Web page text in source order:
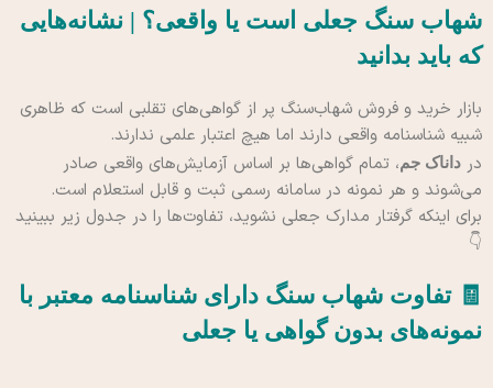
شهاب سنگ جعلی است یا واقعی؟ | نشانه‌هایی
که باید بدانید
بازار خرید و فروش شهاب‌سنگ پر از گواهی‌های تقلبی است که ظاهری
شبیه شناسنامه واقعی دارند اما هیچ اعتبار علمی ندارند.
در داناک جم، تمام گواهی‌ها بر اساس آزمایش‌های واقعی صادر
می‌شوند و هر نمونه در سامانه رسمی ثبت و قابل استعلام است.
برای اینکه گرفتار مدارک جعلی نشوید، تفاوت‌ها را در جدول زیر ببینید
👇
🧾 تفاوت شهاب‌ سنگ دارای شناسنامه معتبر با
نمونه‌های بدون گواهی یا جعلی